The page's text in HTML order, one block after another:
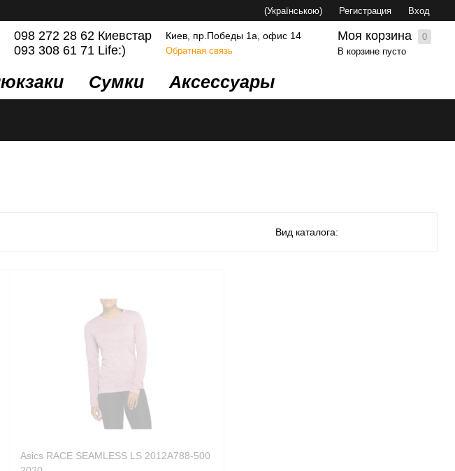
(Українською) Регистрация Вход
098 272 28 62 Киевстар
093 308 61 71 Life:)
Киев, пр.Победы 1а, офис 14
Обратная связь
Моя корзина
0
В корзине пусто
Рюкзаки Сумки Аксессуары
Вид каталога:
Asics RACE SEAMLESS LS 2012A788-500